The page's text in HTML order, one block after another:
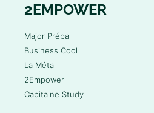
2EMPOWER
Major Prépa
Business Cool
La Méta
2Empower
Capitaine Study